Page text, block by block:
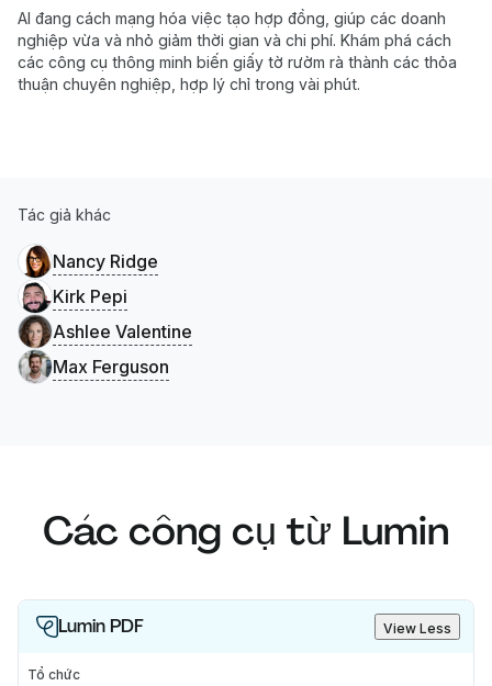
AI đang cách mạng hóa việc tạo hợp đồng, giúp các doanh
nghiệp vừa và nhỏ giảm thời gian và chi phí. Khám phá cách
các công cụ thông minh biến giấy tờ rườm rà thành các thỏa
thuận chuyên nghiệp, hợp lý chỉ trong vài phút.
Tác giả khác
Nancy Ridge
Kirk Pepi
Ashlee Valentine
Max Ferguson
Các công cụ từ Lumin
Lumin PDF View Less
Tổ chức